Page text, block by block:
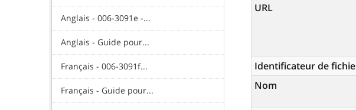
Anglais - 006-3091e -...
Anglais - Guide pour...
Français - 006-3091f...
Français - Guide pour...
URL
Identificateur de
Nom